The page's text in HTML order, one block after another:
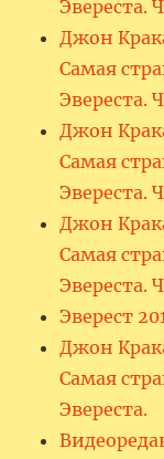
Эвереста.
Джон
Самая
Эвереста.
Джон
Самая
Эвереста.
Джон
Самая
Эвереста.
Эверест
Джон
Самая
Эвереста.